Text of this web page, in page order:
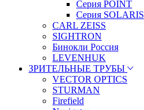
Серия POINT
Серия SOLARIS
CARL ZEISS
SIGHTRON
Бинокли Россия
LEVENHUK
ЗРИТЕЛЬНЫЕ ТРУБЫ
VECTOR OPTICS
STURMAN
Firefield